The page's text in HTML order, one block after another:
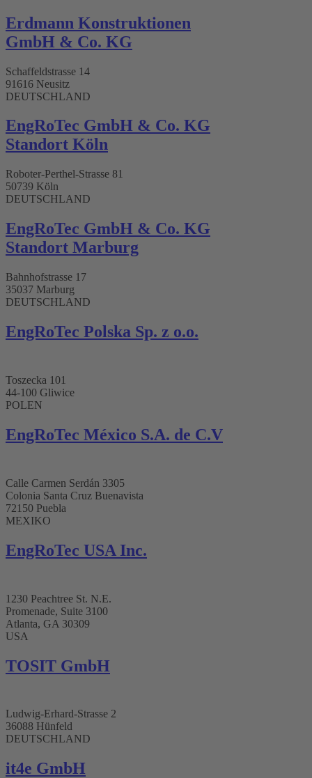
Erdmann Konstruktionen
GmbH & Co. KG
Schaffeldstrasse 14
91616 Neusitz
DEUTSCHLAND
EngRoTec GmbH & Co. KG
Standort Köln
Roboter-Perthel-Strasse 81
50739 Köln
DEUTSCHLAND
EngRoTec GmbH & Co. KG
Standort Marburg
Bahnhofstrasse 17
35037 Marburg
DEUTSCHLAND
EngRoTec Polska Sp. z o.o.
Toszecka 101
44-100 Gliwice
POLEN
EngRoTec México S.A. de C.V
Calle Carmen Serdán 3305
Colonia Santa Cruz Buenavista
72150 Puebla
MEXIKO
EngRoTec USA Inc.
1230 Peachtree St. N.E.
Promenade, Suite 3100
Atlanta, GA 30309
USA
TOSIT GmbH
Ludwig-Erhard-Strasse 2
36088 Hünfeld
DEUTSCHLAND
it4e GmbH